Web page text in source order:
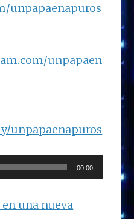
unpapaenapuros
unpapaen
unpapaenapuros
00:00
una nueva